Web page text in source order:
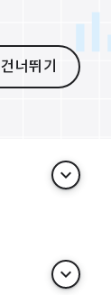
건너뛰기
keyboard_arrow_down
keyboard_arrow_down